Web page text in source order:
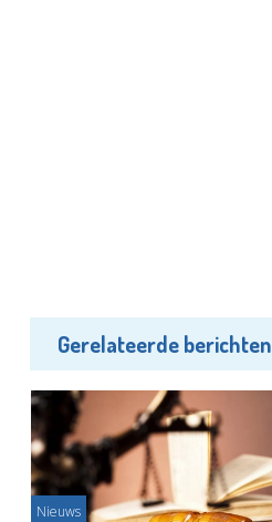
Gerelateerde berichten
Nieuws